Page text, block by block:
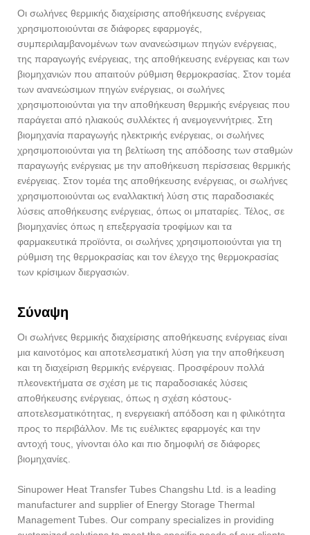
Οι σωλήνες θερμικής διαχείρισης αποθήκευσης ενέργειας
χρησιμοποιούνται σε διάφορες εφαρμογές,
συμπεριλαμβανομένων των ανανεώσιμων πηγών ενέργειας,
της παραγωγής ενέργειας, της αποθήκευσης ενέργειας και των
βιομηχανιών που απαιτούν ρύθμιση θερμοκρασίας. Στον τομέα
των ανανεώσιμων πηγών ενέργειας, οι σωλήνες
χρησιμοποιούνται για την αποθήκευση θερμικής ενέργειας που
παράγεται από ηλιακούς συλλέκτες ή ανεμογεννήτριες. Στη
βιομηχανία παραγωγής ηλεκτρικής ενέργειας, οι σωλήνες
χρησιμοποιούνται για τη βελτίωση της απόδοσης των σταθμών
παραγωγής ενέργειας με την αποθήκευση περίσσειας θερμικής
ενέργειας. Στον τομέα της αποθήκευσης ενέργειας, οι σωλήνες
χρησιμοποιούνται ως εναλλακτική λύση στις παραδοσιακές
λύσεις αποθήκευσης ενέργειας, όπως οι μπαταρίες. Τέλος, σε
βιομηχανίες όπως η επεξεργασία τροφίμων και τα
φαρμακευτικά προϊόντα, οι σωλήνες χρησιμοποιούνται για τη
ρύθμιση της θερμοκρασίας και τον έλεγχο της θερμοκρασίας
των κρίσιμων διεργασιών.
Σύναψη
Οι σωλήνες θερμικής διαχείρισης αποθήκευσης ενέργειας είναι
μια καινοτόμος και αποτελεσματική λύση για την αποθήκευση
και τη διαχείριση θερμικής ενέργειας. Προσφέρουν πολλά
πλεονεκτήματα σε σχέση με τις παραδοσιακές λύσεις
αποθήκευσης ενέργειας, όπως η σχέση κόστους-
αποτελεσματικότητας, η ενεργειακή απόδοση και η φιλικότητα
προς το περιβάλλον. Με τις ευέλικτες εφαρμογές και την
αντοχή τους, γίνονται όλο και πιο δημοφιλή σε διάφορες
βιομηχανίες.
Sinupower Heat Transfer Tubes Changshu Ltd. is a leading
manufacturer and supplier of Energy Storage Thermal
Management Tubes. Our company specializes in providing